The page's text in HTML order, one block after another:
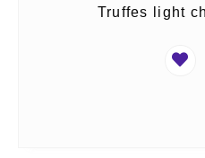
Truffes light